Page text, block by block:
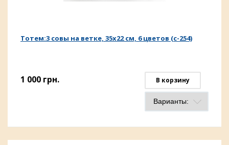
Тотем:3 совы на ветке, 35х22 см, 6 цветов (с-254)
1 000 грн. В корзину